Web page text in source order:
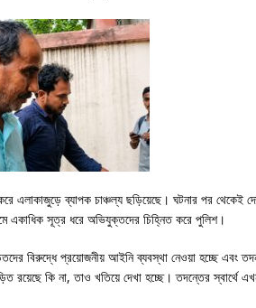
এলাকাজুড়ে ব্যাপক চাঞ্চল্য ছড়িয়েছে। ঘটনার পর থেকেই
একাধিক সূত্র ধরে অভিযুক্তদের চিহ্নিত করে পুলিশ।
বিরুদ্ধে প্রয়োজনীয় আইনি ব্যবস্থা নেওয়া হচ্ছে
রয়েছে কি না, তাও খতিয়ে দেখা হচ্ছে। তদন্তের স্বার্থে